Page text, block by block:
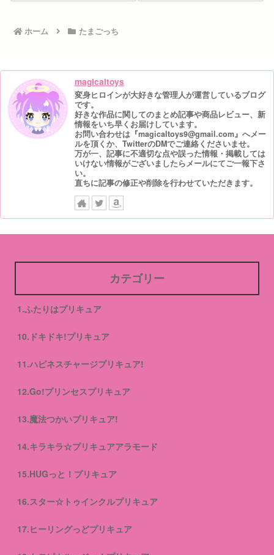
ホーム たまごっち
magicaltoys
変身ヒロインが大好きな管理人が運営しているブログ
です。
好きな作品に関してのまとめ記事や商品レビュー、新
情報をいち早くお届けしています。
お問い合わせは『magicaltoys9@gmail.com』へメー
ルを頂くか、TwitterのDMでご連絡くださいませ。
万が一、記事に不適切な点や誤った情報・掲載しては
いけない情報がございましたらメールにてご一報下さ
い。
直ちに記事の修正や削除を行わせていただきます。
カテゴリー
1.ふたりはプリキュア
10.ドキドキ!プリキュア
11.ハピネスチャージプリキュア!
12.Go!プリンセスプリキュア
13.魔法つかいプリキュア!
14.キラキラ☆プリキュアアラモード
15.HUGっと！プリキュア
16.スター☆トゥインクルプリキュア
17.ヒーリングっどプリキュア